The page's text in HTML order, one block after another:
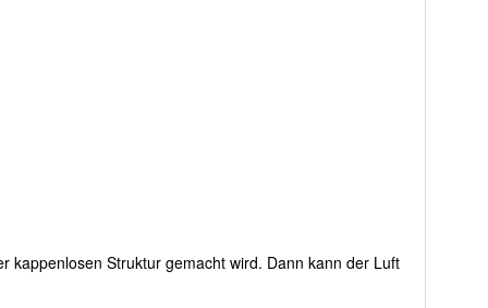
kappenlosen Struktur gemacht wird. Dann kann der Luft